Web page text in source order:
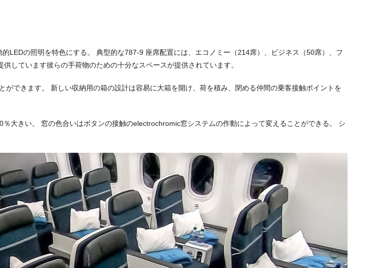
LEDの照明を特色にする。 典型的な787-9 座席配置には、エコノミー（214席）、ビジネス（50席）、フ
しています彼らの手荷物のための十分なスペースが提供されています。
できます。 新しい収納用の箱の設計は容易に大箱を開け、荷を積み、閉める仲間の乗客接触ポイントを
大きい。 窓の色合いはボタンの接触のelectrochromic窓システムの作動によって変えることができる。 シ